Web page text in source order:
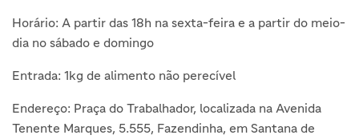
Horário: A partir das 18h na sexta-feira e a partir do meio-
dia no sábado e domingo
Entrada: 1kg de alimento não perecível
Endereço: Praça do Trabalhador, localizada na Avenida
Tenente Marques, 5.555, Fazendinha, em Santana de